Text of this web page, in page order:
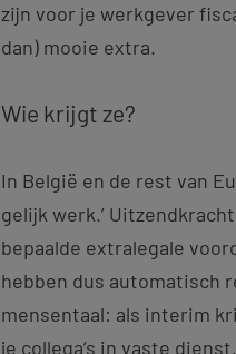
zijn voor je werkgever
dan) mooie extra.
Wie krijgt ze?
In België en de rest van
gelijk werk.’
bepaalde extralegale
hebben dus automatisch
mensentaal: als interim
je collega’s in vaste